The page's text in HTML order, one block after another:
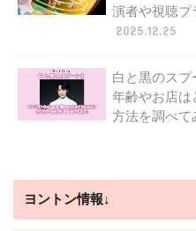
演者や視聴プ
2025.12.25
白と黒のス
年齢やお店は
方法を調べて
ヨントン情報↓